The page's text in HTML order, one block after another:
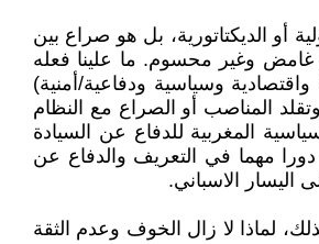
أو الديكتاتورية، بل هو صراع بين
غامض وغير محسوم. ما علينا فعله
وسياسية ودفاعية/أمنية)
المناصب أو الصراع مع النظام
المغربية للدفاع عن السيادة
دورا مهما في التعريف والدفاع عن
اليسار الاسباني.
لماذا لا زال الخوف وعدم الثقة